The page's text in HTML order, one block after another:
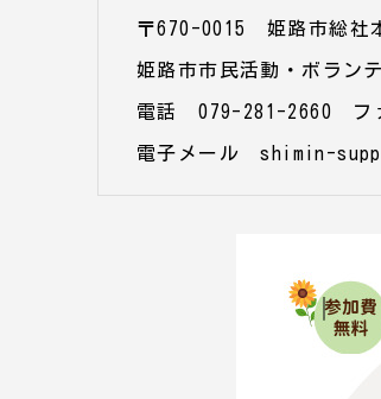
〒670-0015 姫路市総社
姫路市市民活動・ボラン
電話 079-281-2660 フ
電子メール shimin-